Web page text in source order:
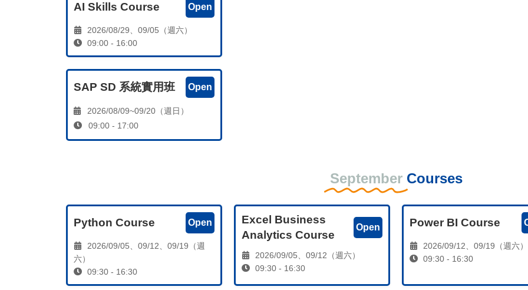
AI Skills Course Open
2026/08/29、09/05（週六）
09:00 - 16:00
SAP SD 系統實用班 Open
2026/08/09~09/20（週日）
09:00 - 17:00
September Courses
Python Course Open
2026/09/05、09/12、09/19（週
六）
09:30 - 16:30
Excel Business
Analytics Course
Open
2026/09/05、09/12（週六）
09:30 - 16:30
Power BI Course
2026/09/12、09/19（週六）
09:30 - 16:30